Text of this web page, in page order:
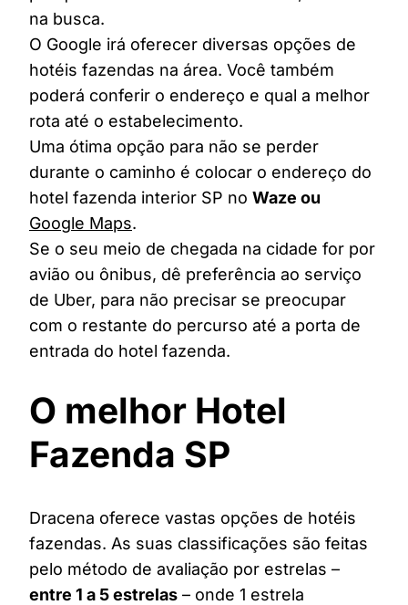
na busca.
O Google irá oferecer diversas opções de
hotéis fazendas na área. Você também
poderá conferir o endereço e qual a melhor
rota até o estabelecimento.
Uma ótima opção para não se perder
durante o caminho é colocar o endereço do
hotel fazenda interior SP no Waze ou
Google Maps.
Se o seu meio de chegada na cidade for por
avião ou ônibus, dê preferência ao serviço
de Uber, para não precisar se preocupar
com o restante do percurso até a porta de
entrada do hotel fazenda.
O melhor Hotel
Fazenda SP
Dracena oferece vastas opções de hotéis
fazendas. As suas classificações são feitas
pelo método de avaliação por estrelas –
entre 1 a 5 estrelas – onde 1 estrela